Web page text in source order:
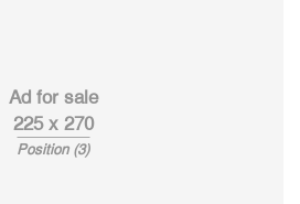
Ad for sale
225 x 270
Position (3)